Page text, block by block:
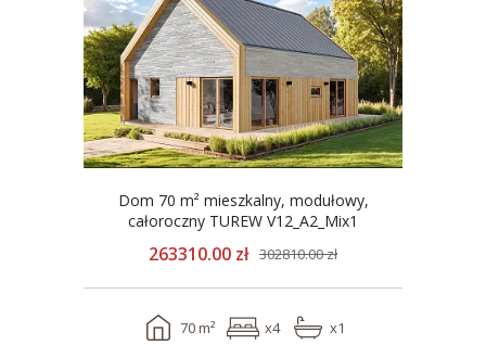
Dom 70 m² mieszkalny, modułowy,
całoroczny TUREW V12_A2_Mix1
263310.00 zł 302810.00 zł
70 m² x4 x1